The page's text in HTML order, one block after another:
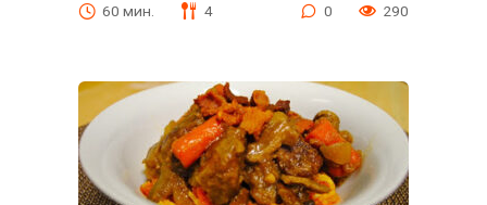
60 мин. 4 0 290